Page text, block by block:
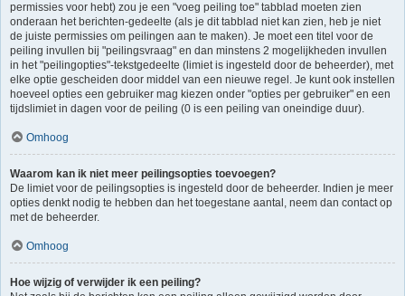
permissies voor hebt) zou je een "voeg peiling toe" tabblad moeten zien
onderaan het berichten-gedeelte (als je dit tabblad niet kan zien, heb je niet
de juiste permissies om peilingen aan te maken). Je moet een titel voor de
peiling invullen bij "peilingsvraag" en dan minstens 2 mogelijkheden invullen
in het "peilingopties"-tekstgedeelte (limiet is ingesteld door de beheerder), met
elke optie gescheiden door middel van een nieuwe regel. Je kunt ook instellen
hoeveel opties een gebruiker mag kiezen onder "opties per gebruiker" en een
tijdslimiet in dagen voor de peiling (0 is een peiling van oneindige duur).
Omhoog
Waarom kan ik niet meer peilingsopties toevoegen?
De limiet voor de peilingsopties is ingesteld door de beheerder. Indien je meer
opties denkt nodig te hebben dan het toegestane aantal, neem dan contact op
met de beheerder.
Omhoog
Hoe wijzig of verwijder ik een peiling?